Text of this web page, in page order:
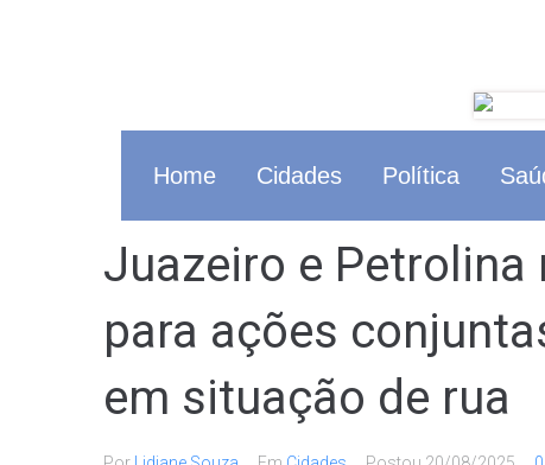
Home Cidades Política
Juazeiro e
para ações
em situação de rua